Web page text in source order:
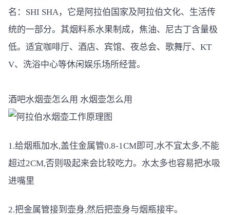
名：SHI SHA，它是阿拉伯国家及阿拉伯文化、生活传
统的一部分。其烟料系水果制成，焦油、尼古丁含量极
低。适宜咖啡厅、酒店、宾馆、夜总会、歌舞厅、KT
V、洗浴中心等休闲娱乐场所经营。
酒吧水烟壶怎么用 水烟壶怎么用
1.给烟瓶加水,盖住金属管0.8-1CM即可,水不宜太多,不能
超过2CM,否则吸起来会比较吃力。水太多也容易把水吸
进嘴里
2.把金属管接到壶身,然后把壶身与烟瓶接牢。